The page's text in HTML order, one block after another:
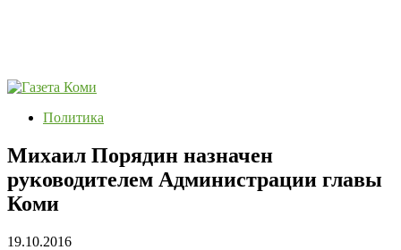
Политика
Михаил Порядин назначен
руководителем Администрации главы
Коми
19.10.2016